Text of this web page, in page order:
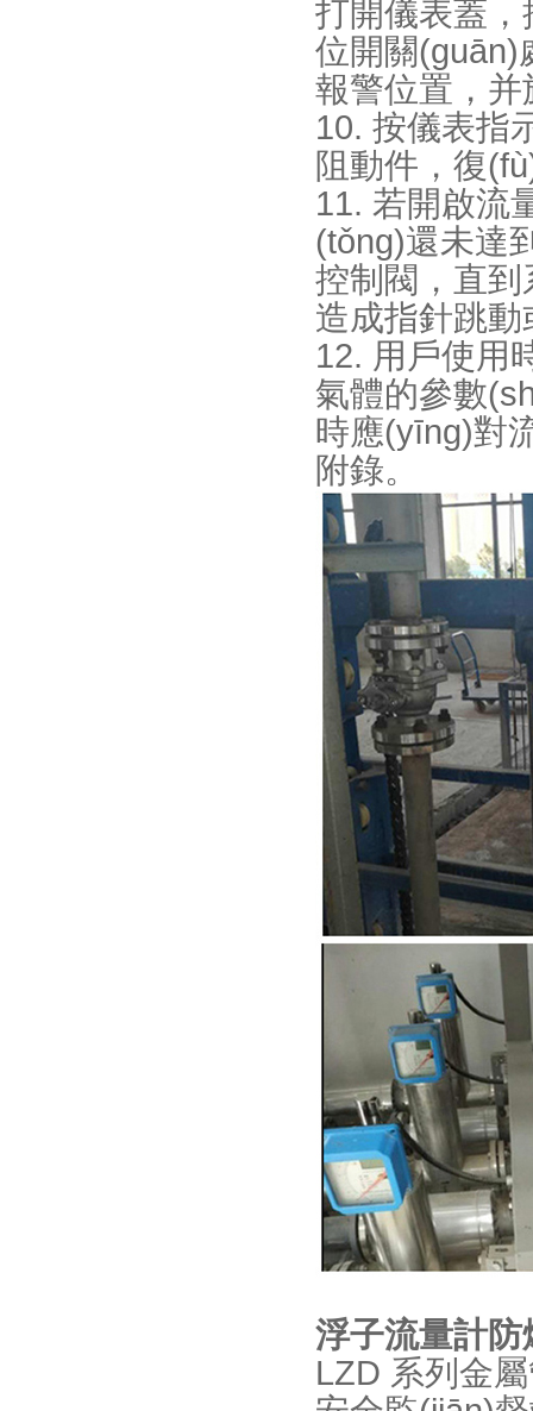
打開儀表蓋
位開關(guān)
報警位置，
10. 按儀表指
阻動件，復
11. 若開啟流
(tǒng)還未達到
控制閥，直
造成指針跳動
12. 用戶使用時
氣體的參數
時應(yīng)對
附錄。
浮子流量計
LZD 系列金屬